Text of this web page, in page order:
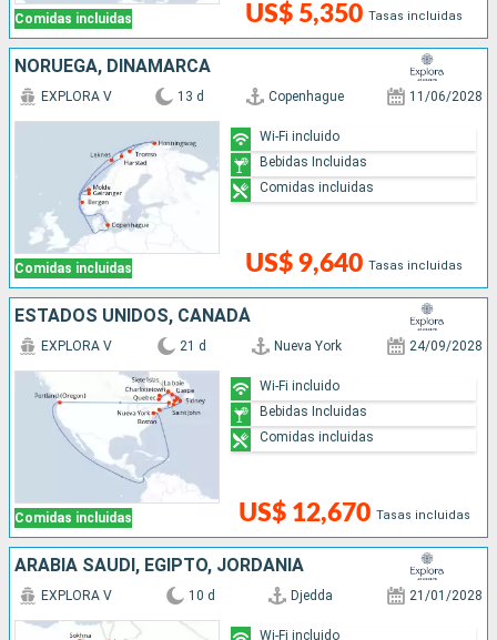
Comidas incluidas US$ 5,350 Tasas incluidas
NORUEGA, DINAMARCA
Comidas incluidas
EXPLORA V 13 d Copenhague 11/06/2028
US$ 9,640 Tasas incluidas
Wi-Fi incluido
Bebidas Incluidas
Comidas incluidas
ESTADOS UNIDOS, CANADÁ
Comidas incluidas
EXPLORA V 21 d Nueva York 24/09/2028
US$ 12,670 Tasas incluidas
Wi-Fi incluido
Bebidas Incluidas
Comidas incluidas
ARABIA SAUDÍ, EGIPTO, JORDANIA
EXPLORA V 10 d Djedda 21/01/2028
Wi-Fi incluido